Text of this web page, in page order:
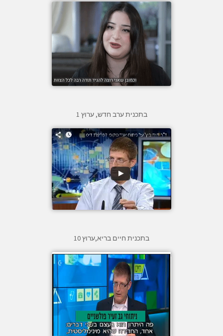
בתכנית ערב חדש, ערוץ 1
בתכנית חיים בריא,ערוץ 10